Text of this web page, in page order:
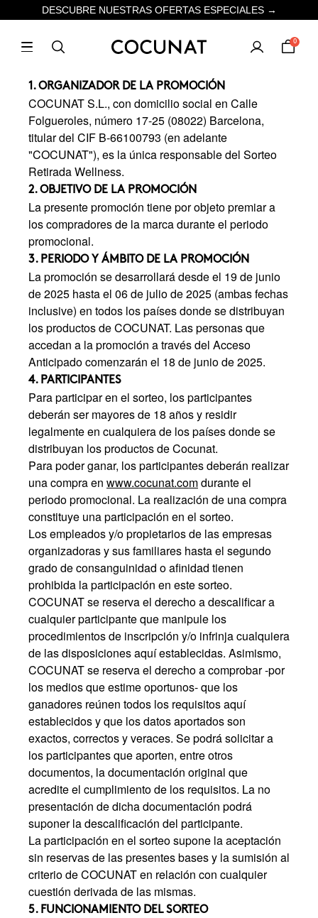
DESCUBRE NUESTRAS OFERTAS ESPECIALES →
0
1. ORGANIZADOR DE LA PROMOCIÓN
COCUNAT S.L., con domicilio social en Calle
Folgueroles, número 17-25 (08022) Barcelona,
titular del CIF B-66100793 (en adelante
"COCUNAT"), es la única responsable del Sorteo
Retirada Wellness.
2. OBJETIVO DE LA PROMOCIÓN
La presente promoción tiene por objeto premiar a
los compradores de la marca durante el periodo
promocional.
3. PERIODO Y ÁMBITO DE LA PROMOCIÓN
La promoción se desarrollará desde el 19 de junio
de 2025 hasta el 06 de julio de 2025 (ambas fechas
inclusive) en todos los países donde se distribuyan
los productos de COCUNAT. Las personas que
accedan a la promoción a través del Acceso
Anticipado comenzarán el 18 de junio de 2025.
4. PARTICIPANTES
Para participar en el sorteo, los participantes
deberán ser mayores de 18 años y residir
legalmente en cualquiera de los países donde se
distribuyan los productos de Cocunat.
Para poder ganar, los participantes deberán realizar
una compra en www.cocunat.comdurante el
periodo promocional. La realización de una compra
constituye una participación en el sorteo.
Los empleados y/o propietarios de las empresas
organizadoras y sus familiares hasta el segundo
grado de consanguinidad o afinidad tienen
prohibida la participación en este sorteo.
COCUNAT se reserva el derecho a descalificar a
cualquier participante que manipule los
procedimientos de inscripción y/o infrinja cualquiera
de las disposiciones aquí establecidas. Asimismo,
COCUNAT se reserva el derecho a comprobar -por
los medios que estime oportunos- que los
ganadores reúnen todos los requisitos aquí
establecidos y que los datos aportados son
exactos, correctos y veraces. Se podrá solicitar a
los participantes que aporten, entre otros
documentos, la documentación original que
acredite el cumplimiento de los requisitos. La no
presentación de dicha documentación podrá
suponer la descalificación del participante.
La participación en el sorteo supone la aceptación
sin reservas de las presentes bases y la sumisión al
criterio de COCUNAT en relación con cualquier
cuestión derivada de las mismas.
5. FUNCIONAMIENTO DEL SORTEO